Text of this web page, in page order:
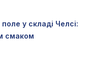
у складі Челсі:
смаком